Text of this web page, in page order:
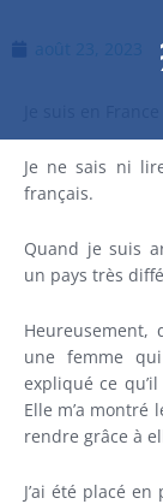
Je suis en
Je ne sais ni
français.
Quand je suis
un pays très
Heureusement,
une femme
expliqué ce
Elle m’a montré
rendre grâce à
J’ai été placé